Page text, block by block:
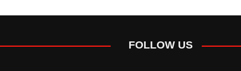
FOLLOW US